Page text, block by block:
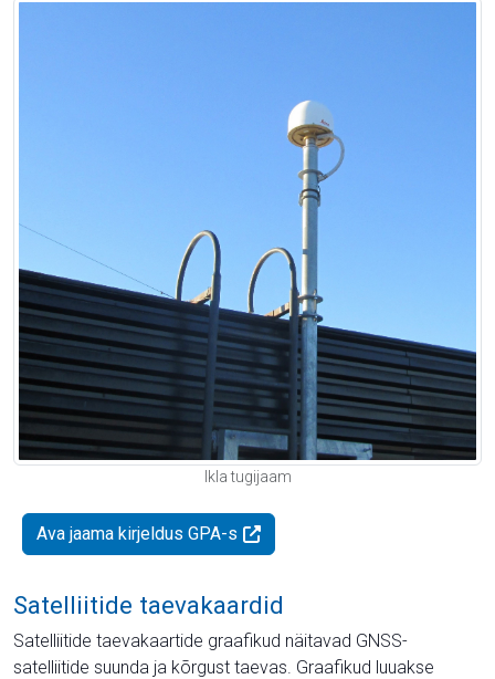
Ikla tugijaam
Ava jaama kirjeldus GPA-s
Satelliitide taevakaardid
Satelliitide taevakaartide graafikud näitavad GNSS-
satelliitide suunda ja kõrgust taevas. Graafikud luuakse